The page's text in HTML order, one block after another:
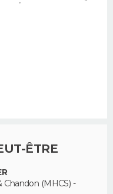
ÊTRE
(MHCS) -